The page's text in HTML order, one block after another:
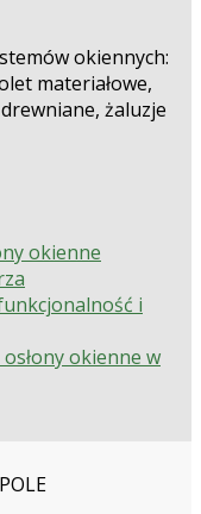
okiennych:
materiałowe,
żaluzje
okienne
i
okienne w